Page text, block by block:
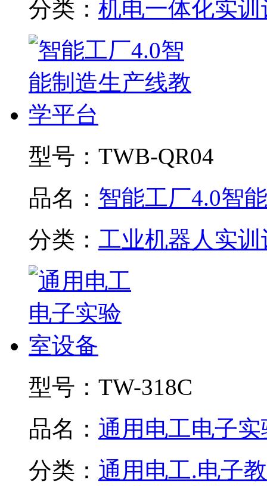
分类： 机电一体化实训
型号： TWB-QR04
品名： 智能工厂4.0智
分类： 工业机器人实训
型号： TW-318C
品名： 通用电工电子实
分类： 通用电工.电子